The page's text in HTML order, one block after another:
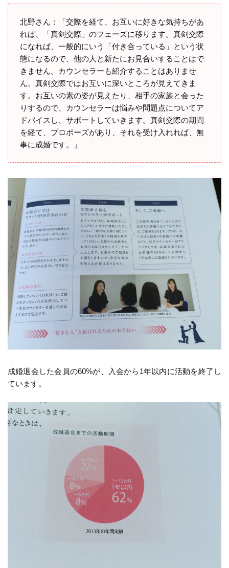
北野さん：「交際を経て、お互いに好きな気持ちがあ
れば、「真剣交際」のフェーズに移ります。真剣交際
になれば、一般的にいう「付き合っている」という状
態になるので、他の人と新たにお見合いすることはで
きません。カウンセラーも紹介することはありませ
ん。真剣交際ではお互いに深いところが見えてきま
す。お互いの素の姿が見えたり、相手の家族と会った
りするので、カウンセラーは悩みや問題点についてア
ドバイスし、サポートしていきます。真剣交際の期間
を経て、プロポーズがあり、それを受け入れれば、無
事に成婚です。」
成婚退会した会員の60%が、入会から1年以内に活動を終了し
ています。